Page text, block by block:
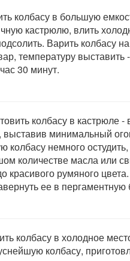
колбасу в большую
кастрюлю, влить
Варить колбасу
температуру выставить
30 минут.
колбасу в кастрюле -
минимальный
колбасу немного
количестве масла или
красивого румяного
ее в пергаментную
колбасу в холодное
колбасу,